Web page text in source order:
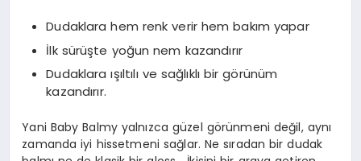
Dudaklara hem renk verir hem bakım yapar
İlk sürüşte yoğun nem kazandırır
Dudaklara ışıltılı ve sağlıklı bir görünüm
kazandırır.
Yani Baby Balmy yalnızca güzel görünmeni değil, aynı
zamanda iyi hissetmeni sağlar. Ne sıradan bir dudak